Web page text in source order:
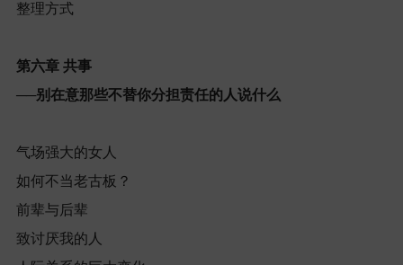
整理方式
第六章 共事
──别在意那些不替你分担责任的人说什么
气场强大的女人
如何不当老古板？
前辈与后辈
致讨厌我的人